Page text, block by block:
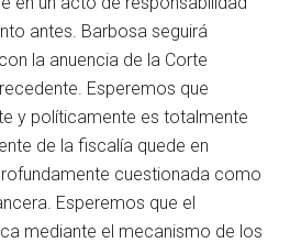
antes. Barbosa seguirá
la anuencia de la Corte
Esperemos que
y políticamente es totalmente
de la fiscalía quede en
cuestionada como
Esperemos que el
mediante el mecanismo de los